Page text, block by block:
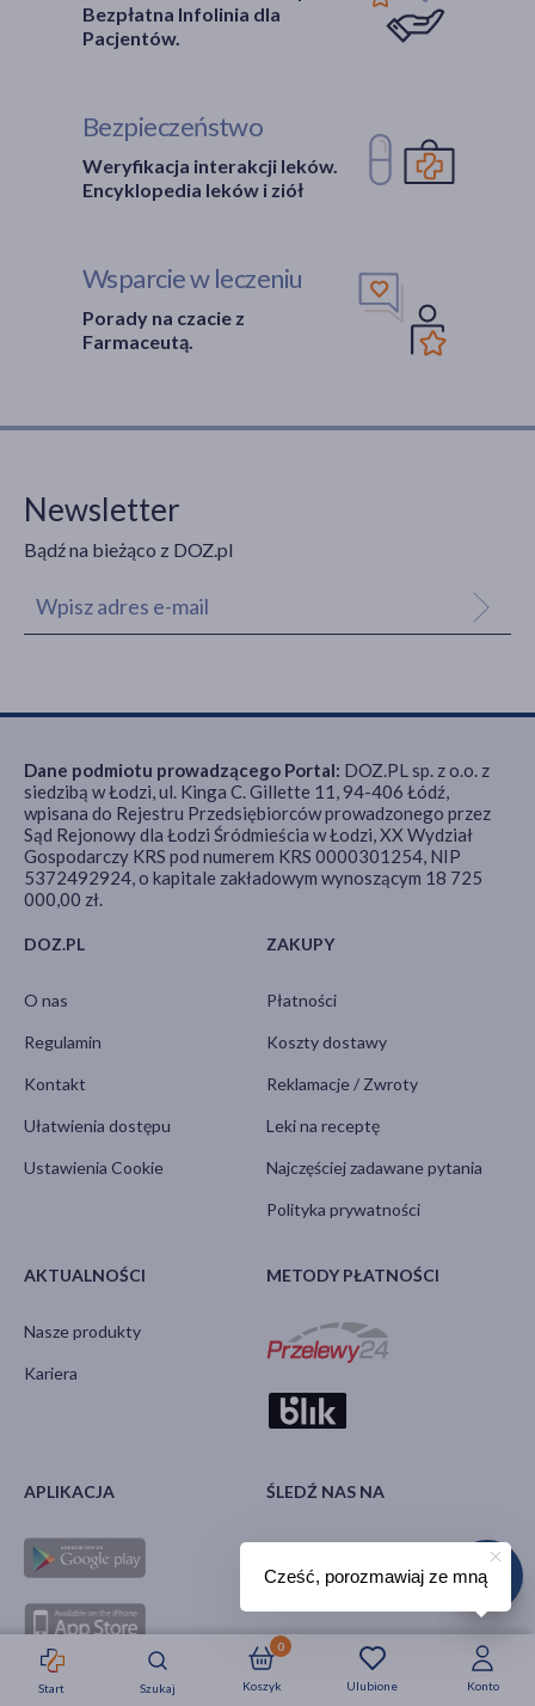
Strefa okazji Nowości Krótkie daty
Start Szukaj Ulubione
Koszyk
0
Konto
Bezpłatna Infolinia dla
Pacjentów.
Bezpieczeństwo
Weryfikacja interakcji leków.
Encyklopedia leków i ziół
Wsparcie w leczeniu
Porady na czacie z
Farmaceutą.
Newsletter
Bądź na bieżąco z DOZ.pl
DOZ.PL
O nas
Regulamin
Kontakt
Ułatwienia dostępu
Ustawienia Cookie
ZAKUPY
Płatności
Koszty dostawy
Reklamacje / Zwroty
Leki na receptę
Najczęściej zadawane pytania
Polityka prywatności
AKTUALNOŚCI
Nasze produkty
Kariera
METODY PŁATNOŚCI
APLIKACJA ŚLEDŹ NAS NA
Dane podmiotu prowadzącego Portal: DOZ.PL sp. z o.o. z
siedzibą w Łodzi, ul. Kinga C. Gillette 11, 94-406 Łódź,
wpisana do Rejestru Przedsiębiorców prowadzonego przez
Sąd Rejonowy dla Łodzi Śródmieścia w Łodzi, XX Wydział
Gospodarczy KRS pod numerem KRS 0000301254, NIP
5372492924, o kapitale zakładowym wynoszącym 18 725
000,00 zł.
Cześć, porozmawiaj ze mną